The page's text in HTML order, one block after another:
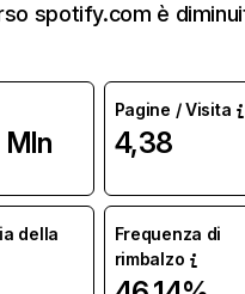
spotify.com è
Pagine / Visita
4,38
della
Frequenza di
rimbalzo